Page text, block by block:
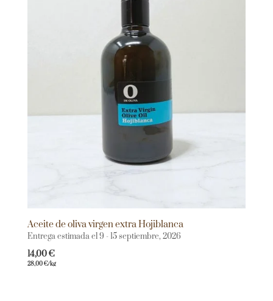
Aceite de oliva virgen extra Hojiblanca
Entrega estimada el 9 - 15 septiembre, 2026
14,00€
28,00€/kg